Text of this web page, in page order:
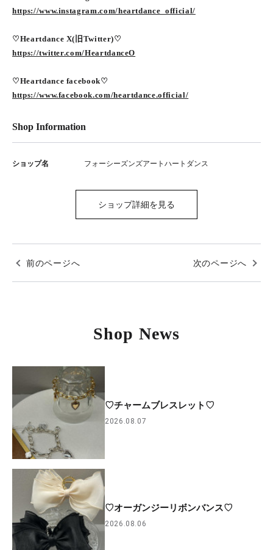
https://www.instagram.com/heartdance_official/
♡Heartdance X(旧Twitter)♡
https://twitter.com/HeartdanceO
♡Heartdance facebook♡
https://www.facebook.com/heartdance.official/
Shop Information
ショップ名 フォーシーズンズアートハートダンス
ショップ詳細を見る
前のページへ 次のページへ
Shop News
♡チャームブレスレット♡
2026.08.07
♡オーガンジーリボンバンス♡
2026.08.06